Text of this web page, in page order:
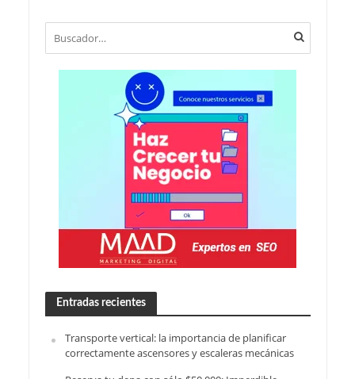
Entradas recientes
Transporte vertical: la importancia de planificar
correctamente ascensores y escaleras mecánicas